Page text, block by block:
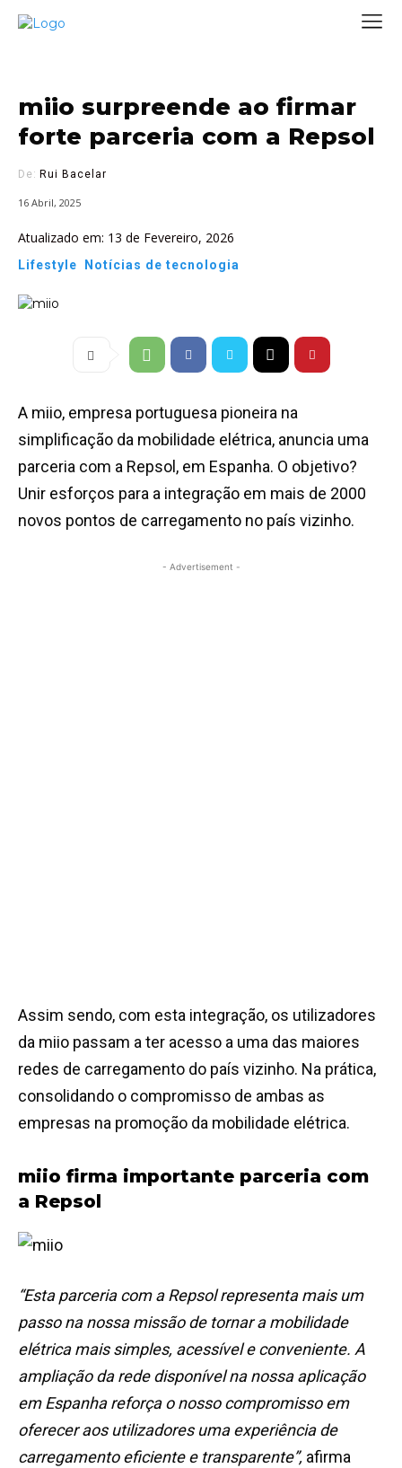
miio surpreende ao firmar
forte parceria com a Repsol
De: Rui Bacelar
16 Abril, 2025
Atualizado em: 13 de Fevereiro, 2026
Lifestyle Notícias de tecnologia
A miio, empresa portuguesa pioneira na
simplificação da mobilidade elétrica, anuncia uma
parceria com a Repsol, em Espanha. O objetivo?
Unir esforços para a integração em mais de 2000
novos pontos de carregamento no país vizinho.
- Advertisement -
Assim sendo, com esta integração, os utilizadores
da miio passam a ter acesso a uma das maiores
redes de carregamento do país vizinho. Na prática,
consolidando o compromisso de ambas as
empresas na promoção da mobilidade elétrica.
miio firma importante parceria com
a Repsol
“Esta parceria com a Repsol representa mais um
passo na nossa missão de tornar a mobilidade
elétrica mais simples, acessível e conveniente. A
ampliação da rede disponível na nossa aplicação
em Espanha reforça o nosso compromisso em
oferecer aos utilizadores uma experiência de
carregamento eficiente e transparente”, afirma